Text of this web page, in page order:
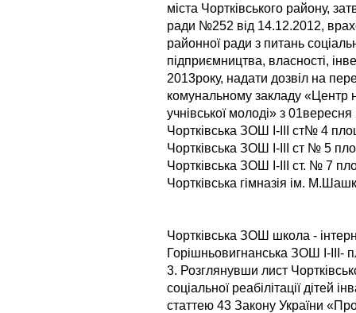
міста Чортківського району,
ради №252 від 14.12.2012,
районної ради з питань
підприємництва, власності,
2013року, надати дозвіл на
комунальному закладу «Центр
учнівської молоді» з
Чортківська ЗОШ I-III cт№ 4
Чортківська ЗОШ I-III cт № 5
Чортківська ЗОШ I-III ст. № 7
Чортківська гімназія ім.
Чортківська ЗОШ школа -
Горішньовигнанська ЗОШ I-III-
3. Розглянувши лист
соціальної реабілітації дітей
статтею 43 Закону України